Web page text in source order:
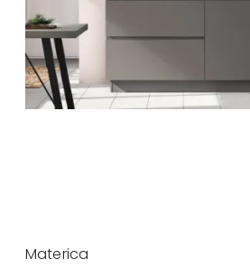
Materica